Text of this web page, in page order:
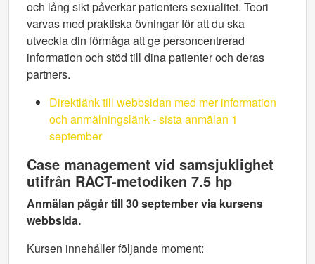
och lång sikt påverkar patienters sexualitet. Teori
varvas med praktiska övningar för att du ska
utveckla din förmåga att ge personcentrerad
information och stöd till dina patienter och deras
partners.
Direktlänk till webbsidan med mer information
och anmälningslänk - sista anmälan 1
september
Case management vid samsjuklighet
utifrån RACT-metodiken 7.5 hp
Anmälan pågår till 30 september via kursens
webbsida.
Kursen innehåller följande moment: